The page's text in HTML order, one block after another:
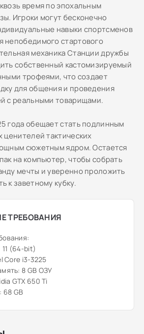
время по эпохальным
Игроки могут бесконечно
навыки спортсменов
непобедимого стартового
механика Станции дружбы
собственный кастомизируемый
трофеями, что создает
для общения и проведения
с реальными товарищами.
года обещает стать подлинным
ценителей тактических
сюжетным ядром. Остается
на компьютер, чтобы собрать
мечты и уверенно проложить
к заветному кубку.
ТРЕБОВАНИЯ
(64-bit)
Core i3-3225
8 GB ОЗУ
GTX 650 Ti
68 GB